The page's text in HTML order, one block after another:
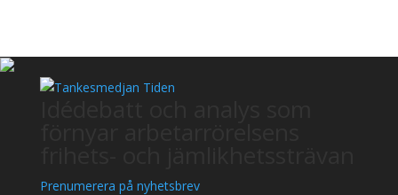
Prenumerera på nyhetsbrev